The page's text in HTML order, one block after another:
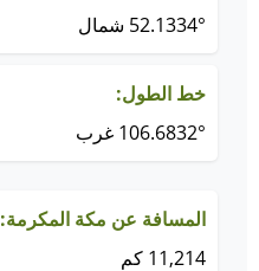
52.1334° شمال
خط الطول:
106.6832° غرب
المسافة عن مكة المكرمة:
11,214 كم